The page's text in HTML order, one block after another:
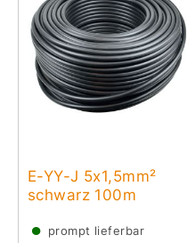
E-YY-J 5x1,5mm²
schwarz 100m
● prompt lieferbar